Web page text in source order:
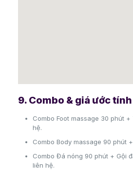
9. Combo & giá ước tính
Combo Foot massage 30 phút +
hệ.
Combo Body massage 90 phút
Combo Đá nóng 90 phút + Gội
liên hệ.